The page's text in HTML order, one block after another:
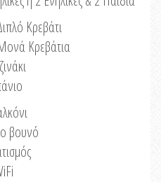
Κρεβάτι
Κρεβάτια
βουνό